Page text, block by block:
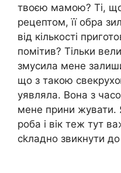
твоєю мамою? Ті, що
рецептом, її обра
від кількості
помітив? Тільки
змусила мене
що з такою
уявляла. Вона з
мене прини жувати.
роба і вік теж тут
сkладно звикнути до